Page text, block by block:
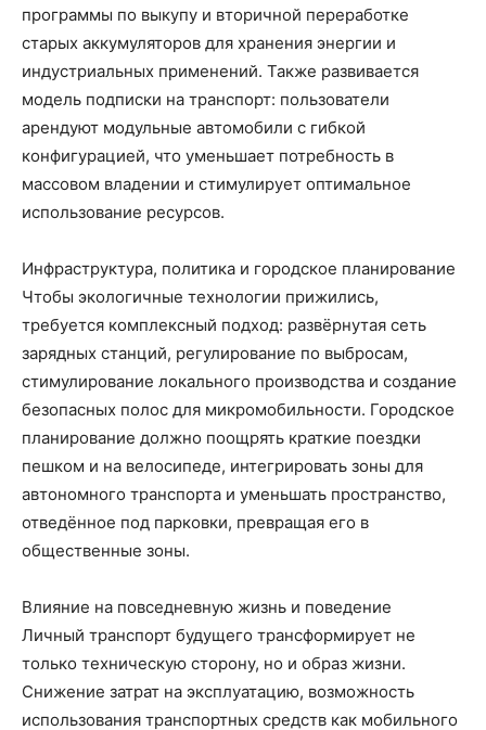
программы по выкупу и вторичной переработке
старых аккумуляторов для хранения энергии и
индустриальных применений. Также развивается
модель подписки на транспорт: пользователи
арендуют модульные автомобили с гибкой
конфигурацией, что уменьшает потребность в
массовом владении и стимулирует оптимальное
использование ресурсов.
Инфраструктура, политика и городское планирование
Чтобы экологичные технологии прижились,
требуется комплексный подход: развёрнутая сеть
зарядных станций, регулирование по выбросам,
стимулирование локального производства и создание
безопасных полос для микромобильности. Городское
планирование должно поощрять краткие поездки
пешком и на велосипеде, интегрировать зоны для
автономного транспорта и уменьшать пространство,
отведённое под парковки, превращая его в
общественные зоны.
Влияние на повседневную жизнь и поведение
Личный транспорт будущего трансформирует не
только техническую сторону, но и образ жизни.
Снижение затрат на эксплуатацию, возможность
использования транспортных средств как мобильного